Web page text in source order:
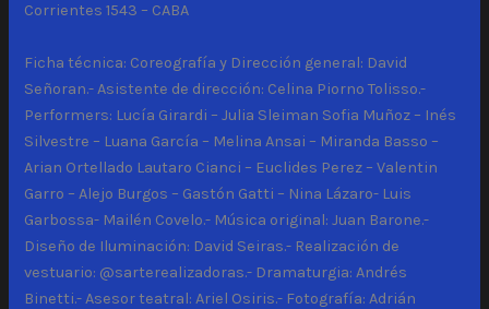
Corrientes 1543 – CABA
Ficha técnica: Coreografía y Dirección general: David
Señoran.- Asistente de dirección: Celina Piorno Tolisso.-
Performers: Lucía Girardi – Julia Sleiman Sofia Muñoz – Inés
Silvestre – Luana García – Melina Ansai – Miranda Basso –
Arian Ortellado Lautaro Cianci – Euclides Perez – Valentin
Garro – Alejo Burgos – Gastón Gatti – Nina Lázaro- Luis
Garbossa- Mailén Covelo.- Música original: Juan Barone.-
Diseño de Iluminación: David Seiras.- Realización de
vestuario: @sarterealizadoras.- Dramaturgia: Andrés
Binetti.- Asesor teatral: Ariel Osiris.- Fotografía: Adrián